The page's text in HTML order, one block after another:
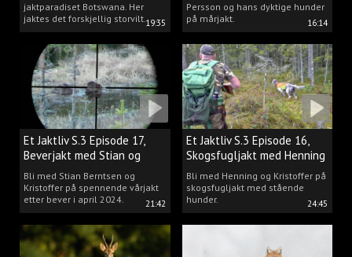
19:35
jaktparadiset Botswana. Her
jaktes det forskjellig storvilt.
16:14
Persson og hans dyktige hunder
på mårjakt.
21:42
Et Jaktliv S.3 Episode 17,
Beverjakt med Stian og
Kristoffer
Bli med Stian Berntsen og
Kristoffer på spennende vårjakt
etter bever i april 2024.
24:45
Et Jaktliv S.3 Episode 16,
Skogsfugljakt med Henning
Mathisen
Bli med Henning og Kristoffer på
skogsfugljakt med stående
hunder.